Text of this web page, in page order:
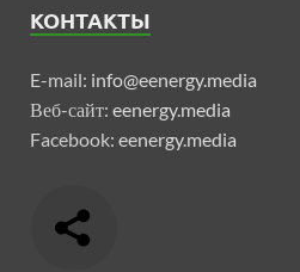
КОНТАКТЫ
E-mail: info@eenergy.media
Веб-сайт: eenergy.media
Facebook: eenergy.media